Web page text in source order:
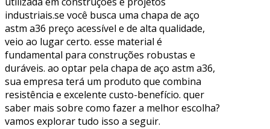
industriais.se você busca uma chapa de aço
astm a36 preço acessível e de alta qualidade,
veio ao lugar certo. esse material é
fundamental para construções robustas e
duráveis. ao optar pela chapa de aço astm a36,
sua empresa terá um produto que combina
resistência e excelente custo-benefício. quer
saber mais sobre como fazer a melhor escolha?
vamos explorar tudo isso a seguir.